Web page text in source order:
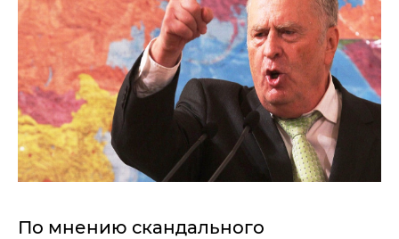
По мнению скандального